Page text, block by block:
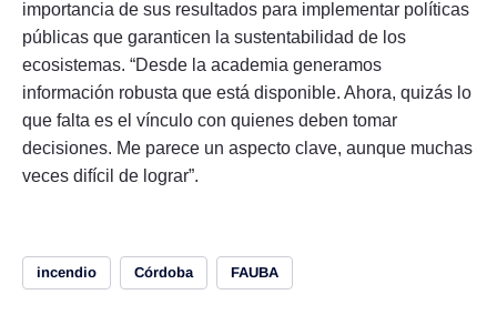
importancia de sus resultados para implementar políticas
públicas que garanticen la sustentabilidad de los
ecosistemas. “Desde la academia generamos
información robusta que está disponible. Ahora, quizás lo
que falta es el vínculo con quienes deben tomar
decisiones. Me parece un aspecto clave, aunque muchas
veces difícil de lograr”.
incendio Córdoba FAUBA